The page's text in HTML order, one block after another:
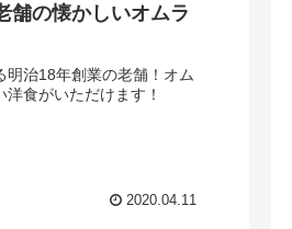
舗の懐かしいオムラ
治18年創業の老舗！オム
食がいただけます！
2020.04.11